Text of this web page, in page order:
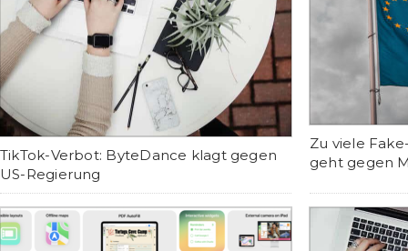
TikTok-Verbot: ByteDance klagt gegen
US-Regierung
Zu viele
geht gegen